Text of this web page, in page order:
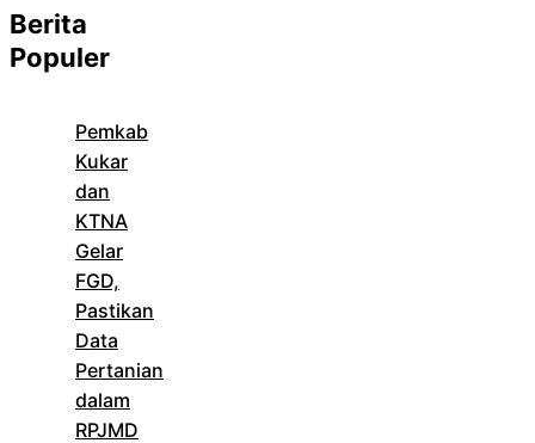
Berita
Populer
Pemkab
Kukar
dan
KTNA
Gelar
FGD,
Pastikan
Data
Pertanian
dalam
RPJMD